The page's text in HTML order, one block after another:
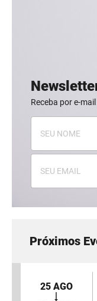
Receba por e-
Próximos
25 AGO